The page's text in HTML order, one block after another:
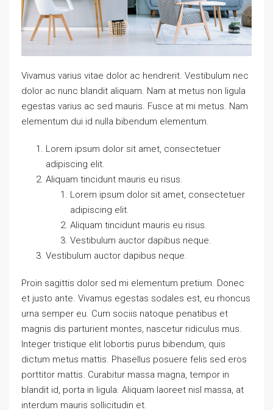
Vivamus varius vitae dolor ac hendrerit. Vestibulum nec
dolor ac nunc blandit aliquam. Nam at metus non ligula
egestas varius ac sed mauris. Fusce at mi metus. Nam
elementum dui id nulla bibendum elementum.
Lorem ipsum dolor sit amet, consectetuer
adipiscing elit.
Aliquam tincidunt mauris eu risus.
Lorem ipsum dolor sit amet, consectetuer
adipiscing elit.
Aliquam tincidunt mauris eu risus.
Vestibulum auctor dapibus neque.
Vestibulum auctor dapibus neque.
Proin sagittis dolor sed mi elementum pretium. Donec
et justo ante. Vivamus egestas sodales est, eu rhoncus
urna semper eu. Cum sociis natoque penatibus et
magnis dis parturient montes, nascetur ridiculus mus.
Integer tristique elit lobortis purus bibendum, quis
dictum metus mattis. Phasellus posuere felis sed eros
porttitor mattis. Curabitur massa magna, tempor in
blandit id, porta in ligula. Aliquam laoreet nisl massa, at
interdum mauris sollicitudin et.